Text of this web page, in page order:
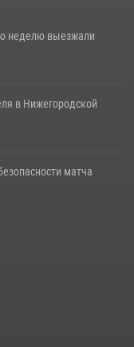
неделю выезжали
в Нижегородской
матча